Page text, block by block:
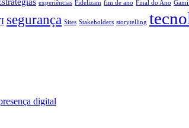
experiências Fidelizam fim de ano Final do Ano
segurança Sites Stakeholders storytelling
digital